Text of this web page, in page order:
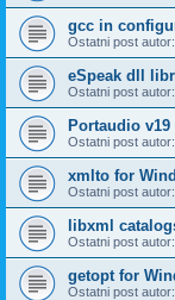
gcc in
Ostatni post autor:
eSpeak dll
Ostatni post autor:
Portaudio
Ostatni post autor:
xmlto for
Ostatni post autor:
libxml
Ostatni post autor:
getopt for
Ostatni post autor: